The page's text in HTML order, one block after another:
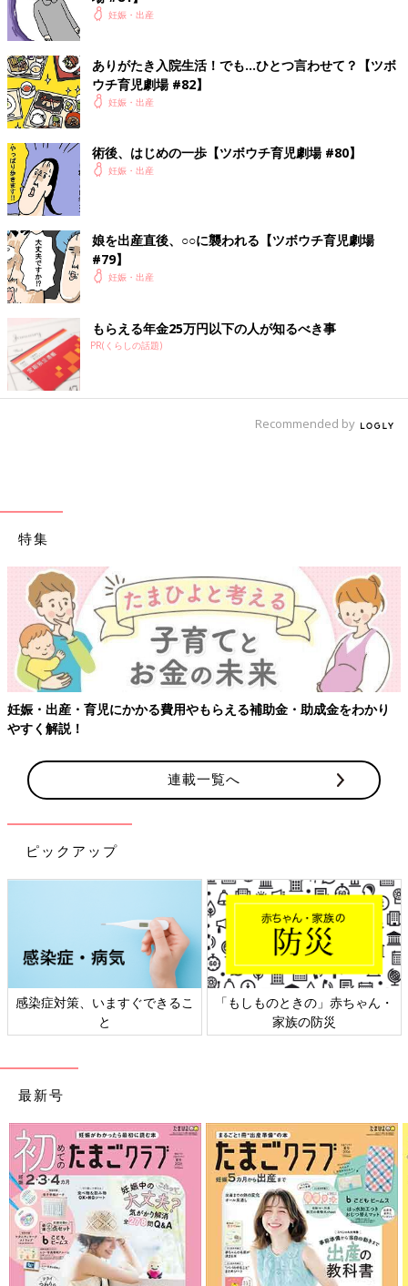
妊娠・出産
ありがたき入院生活！でも…ひとつ言わせて？【ツボ
ウチ育児劇場 #82】
妊娠・出産
術後、はじめの一歩【ツボウチ育児劇場 #80】
妊娠・出産
娘を出産直後、○○に襲われる【ツボウチ育児劇場
#79】
妊娠・出産
もらえる年金25万円以下の人が知るべき事
PR(くらしの話題)
Recommended by
特集
【ワクチン接種できるものも】妊婦の感染症対策、知っておいて
連載一覧へ
ピックアップ
・
日本外来小児科学会リーフレッ
六星占術 細木かおりさんの
相談
最新号